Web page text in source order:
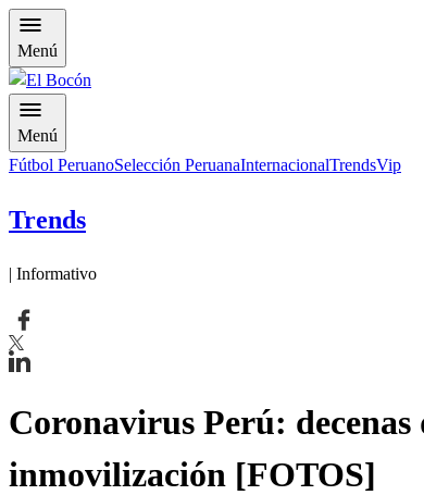
Menú
Menú
Fútbol PeruanoSelección PeruanaInternacionalTrendsVip
Trends
| Informativo
Coronavirus Perú:
inmovilización [FOTOS]